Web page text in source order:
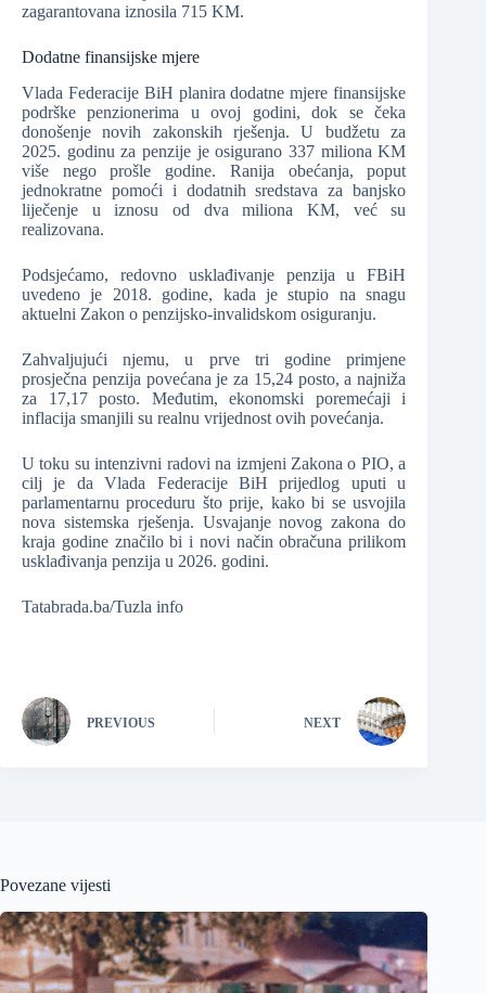
zagarantovana iznosila 715 KM.
Dodatne finansijske mjere
Vlada Federacije BiH planira dodatne mjere finansijske
podrške penzionerima u ovoj godini, dok se čeka
donošenje novih zakonskih rješenja. U budžetu za
2025. godinu za penzije je osigurano 337 miliona KM
više nego prošle godine. Ranija obećanja, poput
jednokratne pomoći i dodatnih sredstava za banjsko
liječenje u iznosu od dva miliona KM, već su
realizovana.
Podsjećamo, redovno usklađivanje penzija u FBiH
uvedeno je 2018. godine, kada je stupio na snagu
aktuelni Zakon o penzijsko-invalidskom osiguranju.
Zahvaljujući njemu, u prve tri godine primjene
prosječna penzija povećana je za 15,24 posto, a najniža
za 17,17 posto. Međutim, ekonomski poremećaji i
inflacija smanjili su realnu vrijednost ovih povećanja.
U toku su intenzivni radovi na izmjeni Zakona o PIO, a
cilj je da Vlada Federacije BiH prijedlog uputi u
parlamentarnu proceduru što prije, kako bi se usvojila
nova sistemska rješenja. Usvajanje novog zakona do
kraja godine značilo bi i novi način obračuna prilikom
usklađivanja penzija u 2026. godini.
Tatabrada.ba/Tuzla info
PREVIOUS NEXT
Povezane vijesti